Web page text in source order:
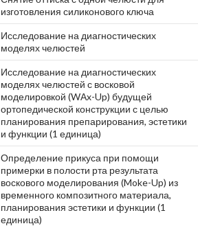
изготовления силиконового ключа
Исследование на диагностических
моделях челюстей
Исследование на диагностических
моделях челюстей с восковой
моделировкой (WАx-Up) будущей
ортопедической конструкции с целью
планирования препарирования, эстетики
и функции (1 единица)
Определение прикуса при помощи
примерки в полости рта результата
воскового моделирования (Moke-Up) из
временного композитного материала,
планирования эстетики и функции (1
единица)